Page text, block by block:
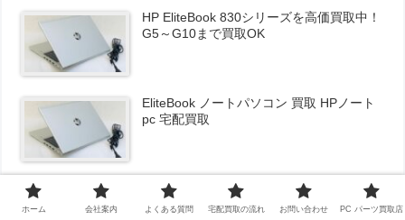
HP EliteBook 830シリーズを高価買取中！
G5～G10まで買取OK
EliteBook ノートパソコン 買取 HPノート
pc 宅配買取
SSD買取 M.2 SSD mSATA SSD 2.5イン
チ SSD買取価格一覧表
ホーム 会社案内 よくある質問 宅配買取の流れ お問い合わせ PC パーツ買取店